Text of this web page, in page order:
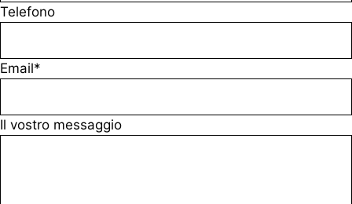
Telefono
Email*
Il vostro messaggio